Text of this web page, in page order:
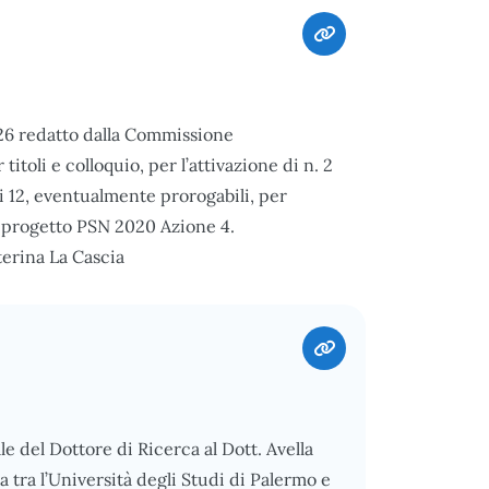
redatto dalla Commissione
e colloquio, per l’attivazione di n. 2
eventualmente prorogabili, per
PSN 2020 Azione 4.
La Cascia
del Dottore di Ricerca al Dott. Avella
l’Università degli Studi di Palermo e